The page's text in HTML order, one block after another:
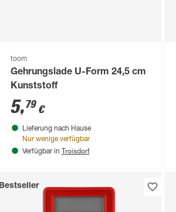
toom
Gehrungslade U-Form 24,5 cm
Kunststoff
5,79€
Lieferung nach Hause
Nur wenige verfügbar
Verfügbar in Troisdorf
Bestseller